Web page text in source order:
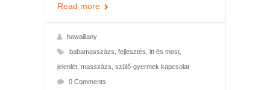
Read more
hawaiilany
babamasszázs fejlesztés itt és most,
jelenlét, masszázs szülő-gyermek kapcsolat
0 Comments